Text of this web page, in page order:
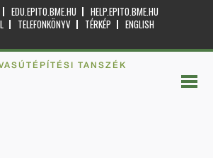
EDU.EPITO.BME.HU
HELP.EPITO.BME.HU
TELEFONKÖNYV TÉRKÉP
ENGLISH
TANSZÉK